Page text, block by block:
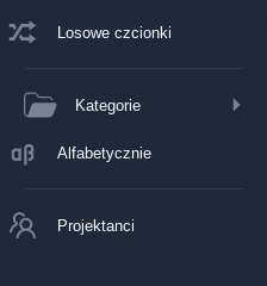
Losowe czcionki
Kategorie
Alfabetycznie
Projektanci